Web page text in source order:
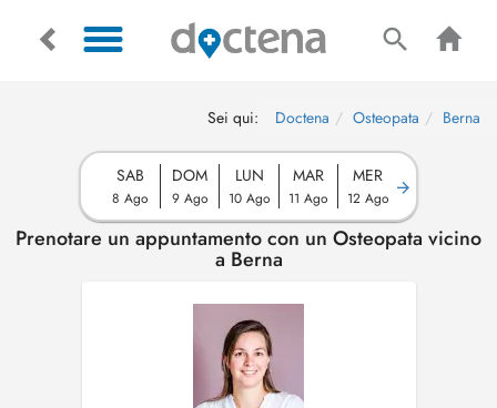
Sei qui: Doctena Osteopata Berna
SAB
8 Ago
DOM
9 Ago
LUN
10 Ago
MAR
11 Ago
MER
12 Ago
Prenotare un appuntamento con un Osteopata vicino
a Berna